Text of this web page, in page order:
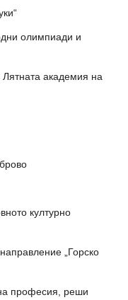
олимпиади и
Лятната академия на
културно
„Горско
професия, реши